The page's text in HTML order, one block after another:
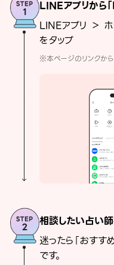
LINEアプリから
LINEアプリ ＞
をタップ
※本ページのリンクか
相談したい占い
迷ったら「おすす
です。